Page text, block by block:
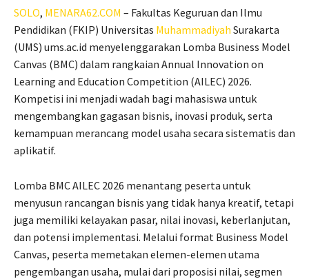
SOLO, MENARA62.COM – Fakultas Keguruan dan Ilmu
Pendidikan (FKIP) Universitas Muhammadiyah Surakarta
(UMS) ums.ac.id menyelenggarakan Lomba Business Model
Canvas (BMC) dalam rangkaian Annual Innovation on
Learning and Education Competition (AILEC) 2026.
Kompetisi ini menjadi wadah bagi mahasiswa untuk
mengembangkan gagasan bisnis, inovasi produk, serta
kemampuan merancang model usaha secara sistematis dan
aplikatif.
Lomba BMC AILEC 2026 menantang peserta untuk
menyusun rancangan bisnis yang tidak hanya kreatif, tetapi
juga memiliki kelayakan pasar, nilai inovasi, keberlanjutan,
dan potensi implementasi. Melalui format Business Model
Canvas, peserta memetakan elemen-elemen utama
pengembangan usaha, mulai dari proposisi nilai, segmen